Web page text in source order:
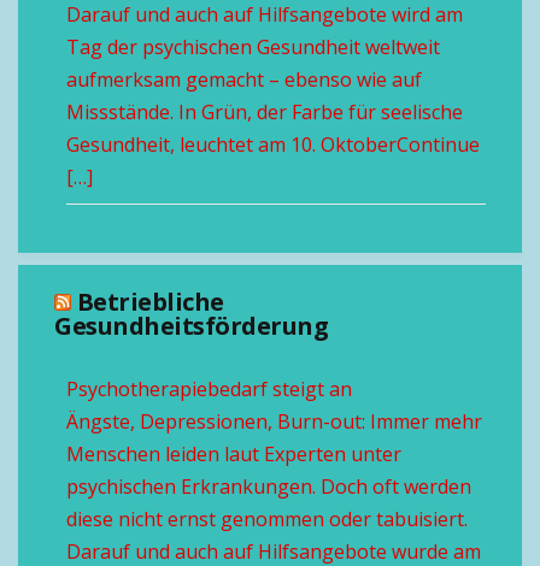
Darauf und auch auf Hilfsangebote wird am
Tag der psychischen Gesundheit weltweit
aufmerksam gemacht – ebenso wie auf
Missstände. In Grün, der Farbe für seelische
Gesundheit, leuchtet am 10. OktoberContinue
[…]
Betriebliche
Gesundheitsförderung
Psychotherapiebedarf steigt an
Ängste, Depressionen, Burn-out: Immer mehr
Menschen leiden laut Experten unter
psychischen Erkrankungen. Doch oft werden
diese nicht ernst genommen oder tabuisiert.
Darauf und auch auf Hilfsangebote wurde am